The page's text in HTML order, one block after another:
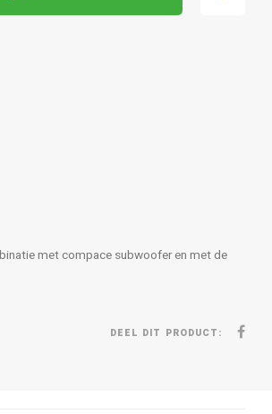
met compace subwoofer en met de
DEEL DIT PRODUCT: